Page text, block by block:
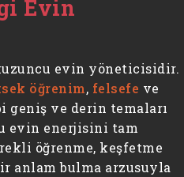
Evin
evin yöneticisidir.
öğrenim, felsefe ve
geniş ve derin temaları
evin enerjisini tam
öğrenme, keşfetme
anlam bulma arzusuyla